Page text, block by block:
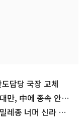
담당 국장 교체
만, 中에 종속 안
레종 너머 신라 권